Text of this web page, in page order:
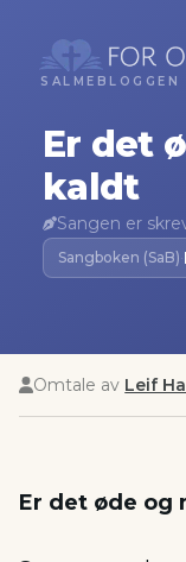
SALMEBLOGGEN
Er det
kaldt
Sangen er
Sangboken (SaB)·
Omtale av Leif
Er det øde og